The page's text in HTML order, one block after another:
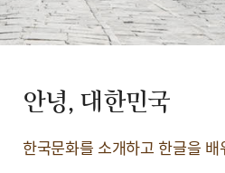
안녕, 대한민국
한국문화를 소개하고 한글을